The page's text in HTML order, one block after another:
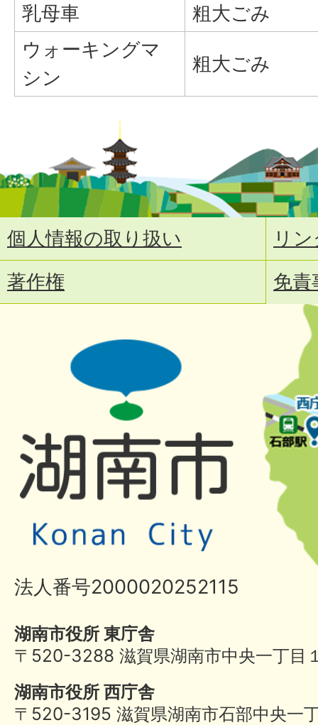
乳母車
粗大ごみ
ウォーキングマ
シン
粗大ごみ
個人情報の取り扱い
リ
著作権
免責
法人番号2000020252115
湖南市役所 東庁舎
〒520-3288 滋賀県湖南市中央一丁目
湖南市役所 西庁舎
〒520-3195 滋賀県湖南市石部中央一